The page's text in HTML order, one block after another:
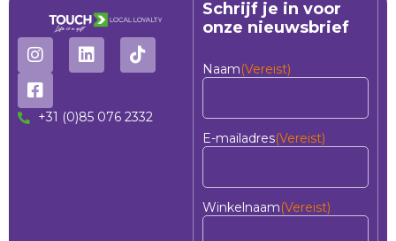
+31 (0)85 076 2332
Schrijf je in voor
onze nieuwsbrief
Naam(Vereist)
E-mailadres(Vereist)
Winkelnaam(Vereist)